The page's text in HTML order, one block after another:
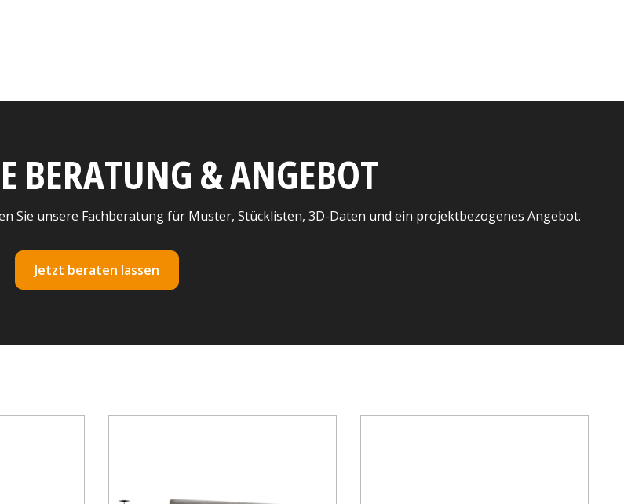
BERATUNG & ANGEBOT
Sie unsere Fachberatung für Muster, Stücklisten, 3D-Daten und ein projektbezogenes Angebot.
Jetzt beraten lassen